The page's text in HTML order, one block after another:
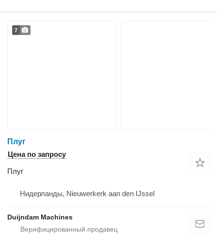
7
Плуг
Цена по запросу
Плуг
Нидерланды, Nieuwerkerk aan den IJssel
Duijndam Machines